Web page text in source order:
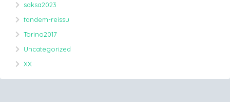
saksa2023
tandem-reissu
Torino2017
Uncategorized
XX